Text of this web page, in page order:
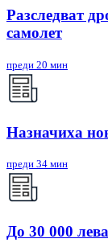
Разследват
самолет
преди 20 мин
Назначиха
преди 34 мин
До 30 000